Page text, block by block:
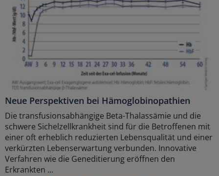
Neue Perspektiven bei Hämoglobinopathien
Die transfusionsabhängige Beta-Thalassämie und die
schwere Sichelzellkrankheit sind für die Betroffenen mit
einer oft erheblich reduzierten Lebensqualität und einer
verkürzten Lebenserwartung verbunden. Innovative
Verfahren wie die Geneditierung eröffnen den
Erkrankten ...